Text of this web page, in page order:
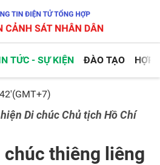
TỨC - SỰ KIỆN ĐÀO TẠO HỢP
Di chúc Chủ tịch Hồ Chí
thiêng liêng